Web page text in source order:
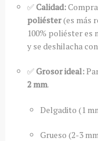
✅Calidad:Compra
poliéster(es más
100% poliéster es
y se deshilacha
✅Grosor ideal:
2 mm.
Delgadito (1
Grueso (2-3